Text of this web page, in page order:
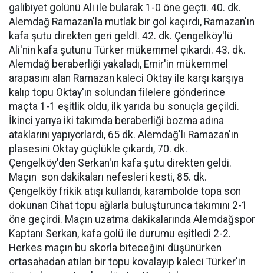
galibiyet golünü Ali ile bularak 1-0 öne geçti. 40. dk.
Alemdağ Ramazan'la mutlak bir gol kaçırdı, Ramazan'ın
kafa şutu direkten geri geldİ. 42. dk. Çengelköy'lü
Ali'nin kafa şutunu Türker mükemmel çıkardı. 43. dk.
Alemdağ beraberliği yakaladı, Emir'in mükemmel
arapasını alan Ramazan kaleci Oktay ile karşı karşıya
kalıp topu Oktay'ın solundan filelere gönderince
maçta 1-1 eşitlik oldu, ilk yarıda bu sonuçla geçildi.
İkinci yarıya iki takımda beraberliği bozma adına
ataklarını yapıyorlardı, 65 dk. Alemdağ'lı Ramazan'ın
plasesini Oktay güçlükle çıkardı, 70. dk.
Çengelköy'den Serkan'ın kafa şutu direkten geldi.
Maçın son dakikaları nefesleri kesti, 85. dk.
Çengelköy frikik atışı kullandı, karambolde topa son
dokunan Cihat topu ağlarla buluşturunca takımını 2-1
öne geçirdi. Maçın uzatma dakikalarında Alemdağspor
Kaptanı Serkan, kafa golü ile durumu eşitledi 2-2.
Herkes maçın bu skorla biteceğini düşünürken
ortasahadan atılan bir topu kovalayıp kaleci Türker'in